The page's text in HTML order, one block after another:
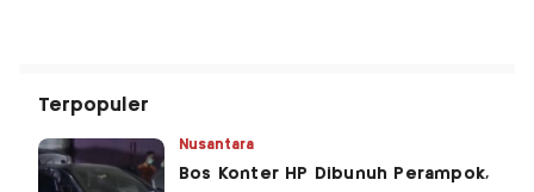
Terpopuler
Nusantara
Bos Konter HP Dibunuh Perampok,